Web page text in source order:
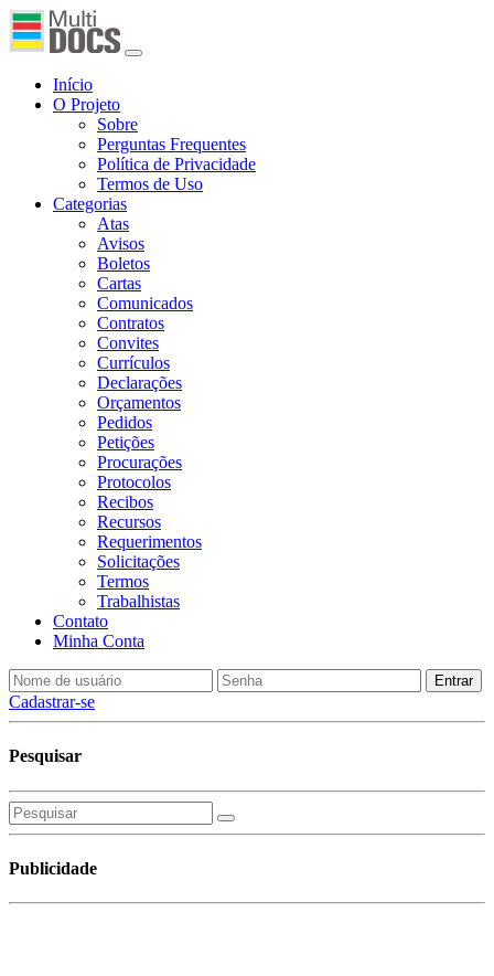
Início
O Projeto
Sobre
Perguntas Frequentes
Política de Privacidade
Termos de Uso
Categorias
Atas
Avisos
Boletos
Cartas
Comunicados
Contratos
Convites
Currículos
Declarações
Orçamentos
Pedidos
Petições
Procurações
Protocolos
Recibos
Recursos
Requerimentos
Solicitações
Termos
Trabalhistas
Contato
Minha Conta
Cadastrar-se
Pesquisar
Publicidade